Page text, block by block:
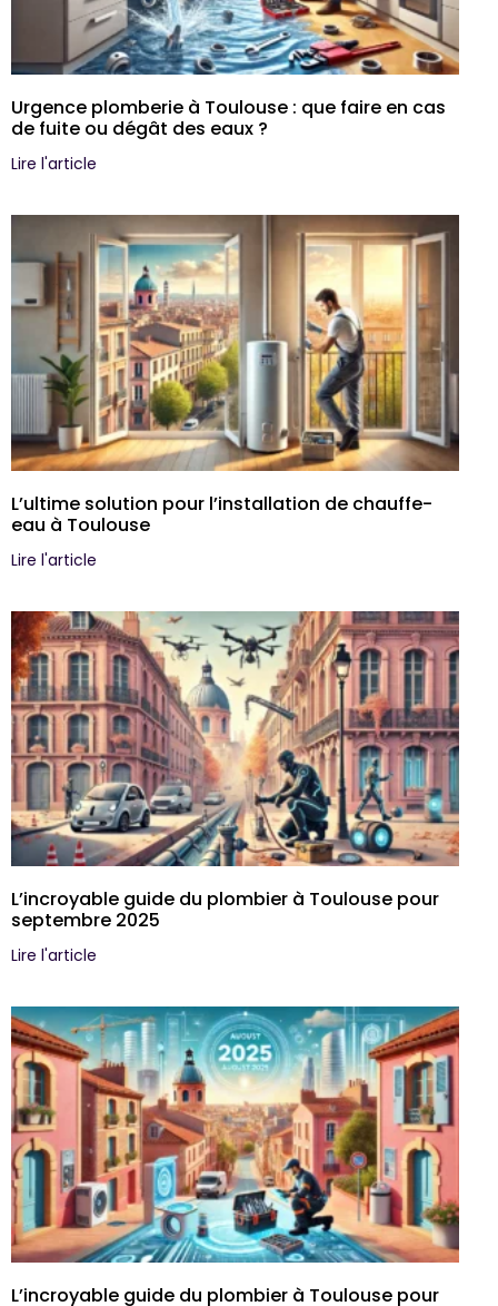
Urgence plomberie à Toulouse : que faire en cas
de fuite ou dégât des eaux ?
Lire l'article
L’ultime solution pour l’installation de chauffe-
eau à Toulouse
Lire l'article
L’incroyable guide du plombier à Toulouse pour
septembre 2025
Lire l'article
L’incroyable guide du plombier à Toulouse pour